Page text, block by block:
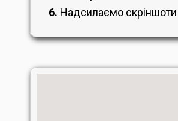
6. Надсилаємо скріншоти